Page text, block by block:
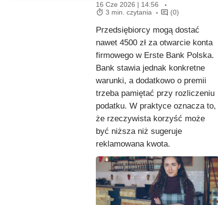
16 Cze 2026 | 14:56
3 min. czytania
(0)
Przedsiębiorcy mogą dostać
nawet 4500 zł za otwarcie konta
firmowego w Erste Bank Polska.
Bank stawia jednak konkretne
warunki, a dodatkowo o premii
trzeba pamiętać przy rozliczeniu
podatku. W praktyce oznacza to,
że rzeczywista korzyść może
być niższa niż sugeruje
reklamowana kwota.